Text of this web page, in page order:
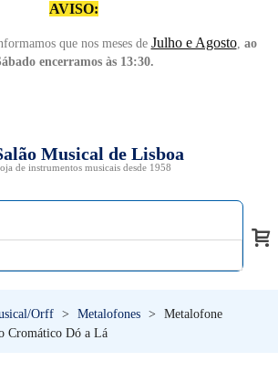
AVISO:
que nos meses de Julho e Agosto, ao
encerramos às 13:30.
Musical de Lisboa
de instrumentos musicais desde 1958
Orff > Metalofones >
Metalofone
Cromático Dó a Lá